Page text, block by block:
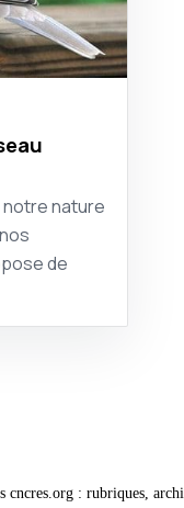
nature
de
cncres.org : rubriques,